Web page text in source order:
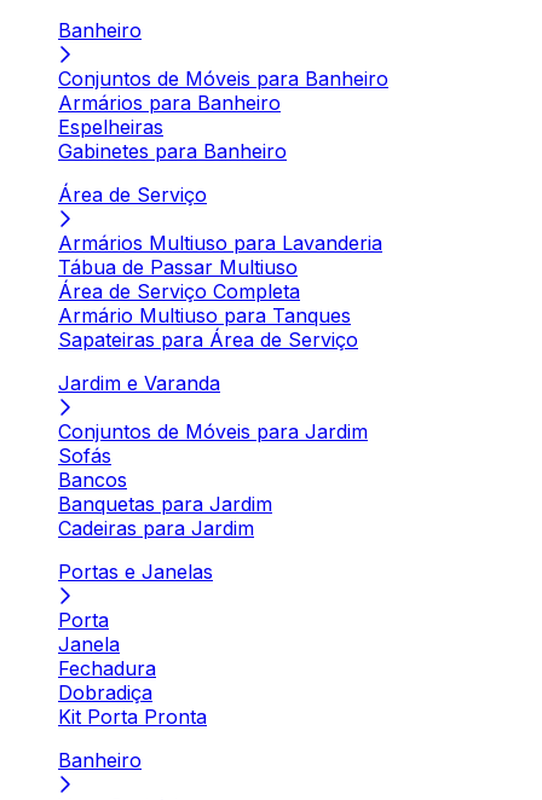
Banheiro
Conjuntos de Móveis para Banheiro
Armários para Banheiro
Espelheiras
Gabinetes para Banheiro
Área de Serviço
Armários Multiuso para Lavanderia
Tábua de Passar Multiuso
Área de Serviço Completa
Armário Multiuso para Tanques
Sapateiras para Área de Serviço
Jardim e Varanda
Conjuntos de Móveis para Jardim
Sofás
Bancos
Banquetas para Jardim
Cadeiras para Jardim
Portas e Janelas
Porta
Janela
Fechadura
Dobradiça
Kit Porta Pronta
Banheiro